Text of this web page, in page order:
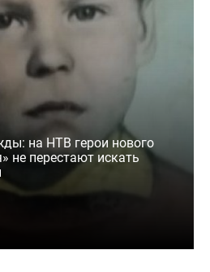
на НТВ герои нового
не перестают искать